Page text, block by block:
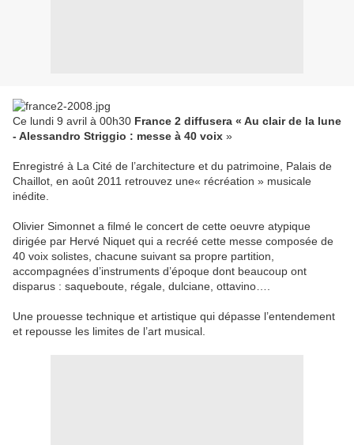
Ce lundi 9 avril à 00h30 France 2 diffusera « Au clair de la lune
- Alessandro Striggio : messe à 40 voix »
Enregistré à La Cité de l’architecture et du patrimoine, Palais de
Chaillot, en août 2011 retrouvez une« récréation » musicale
inédite.
Olivier Simonnet a filmé le concert de cette oeuvre atypique
dirigée par Hervé Niquet qui a recréé cette messe composée de
40 voix solistes, chacune suivant sa propre partition,
accompagnées d’instruments d’époque dont beaucoup ont
disparus : saqueboute, régale, dulciane, ottavino….
Une prouesse technique et artistique qui dépasse l’entendement
et repousse les limites de l’art musical.